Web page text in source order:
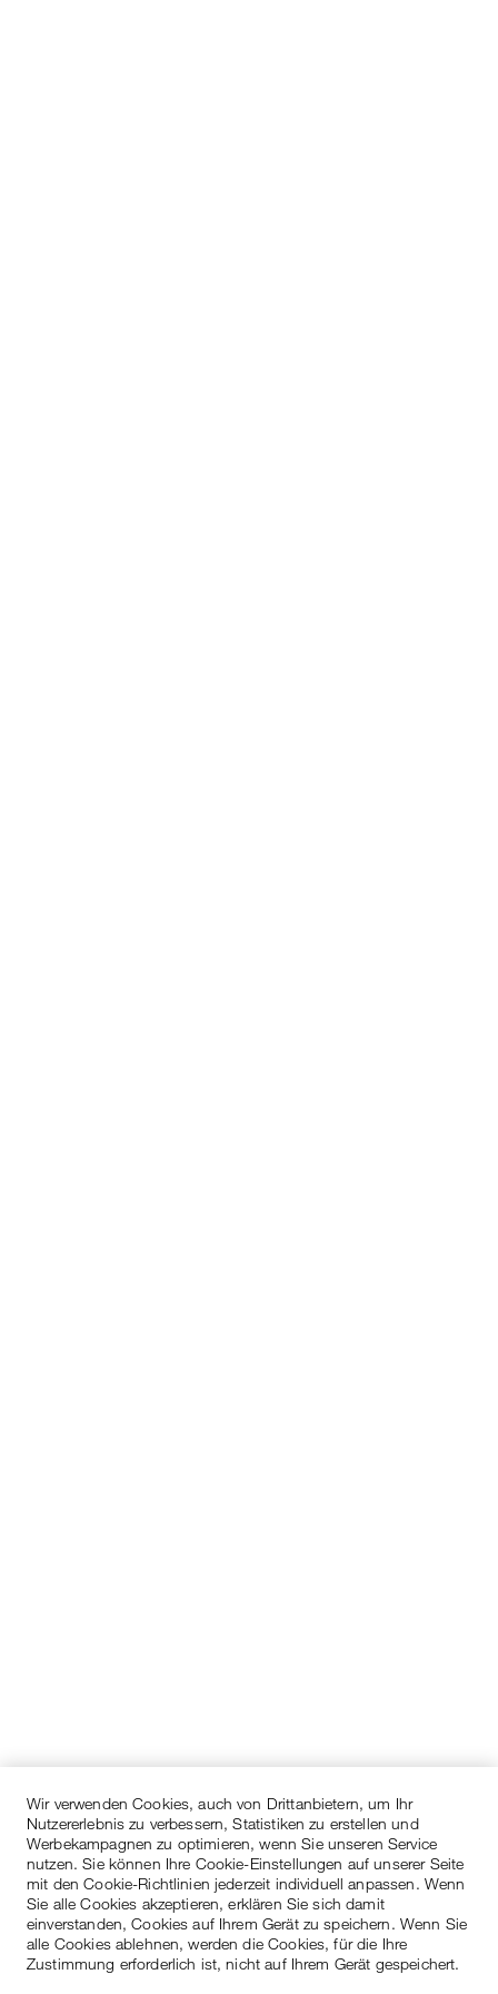
Wir verwenden Cookies, auch von Drittanbietern, um Ihr
Nutzererlebnis zu verbessern, Statistiken zu erstellen und
Werbekampagnen zu optimieren, wenn Sie unseren Service
nutzen. Sie können Ihre Cookie-Einstellungen auf unserer Seite
mit den Cookie-Richtlinien jederzeit individuell anpassen. Wenn
Sie alle Cookies akzeptieren, erklären Sie sich damit
einverstanden, Cookies auf Ihrem Gerät zu speichern. Wenn Sie
alle Cookies ablehnen, werden die Cookies, für die Ihre
Zustimmung erforderlich ist, nicht auf Ihrem Gerät gespeichert.